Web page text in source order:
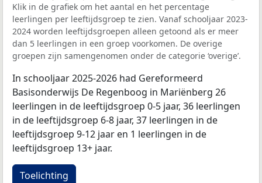
Klik in de grafiek om het aantal en het percentage
leerlingen per leeftijdsgroep te zien. Vanaf schooljaar 2023-
2024 worden leeftijdsgroepen alleen getoond als er meer
dan 5 leerlingen in een groep voorkomen. De overige
groepen zijn samengenomen onder de categorie ‘overige’.
In schooljaar 2025-2026 had Gereformeerd
Basisonderwijs De Regenboog in Mariënberg 26
leerlingen in de leeftijdsgroep 0-5 jaar, 36 leerlingen
in de leeftijdsgroep 6-8 jaar, 37 leerlingen in de
leeftijdsgroep 9-12 jaar en 1 leerlingen in de
leeftijdsgroep 13+ jaar.
Toelichting